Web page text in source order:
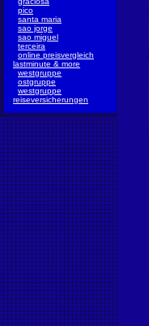
pico
santa maria
sao jorge
sao miguel
terceira
online preisvergleich
lastminute & more
westgruppe
ostgruppe
westgruppe
reiseversicherungen